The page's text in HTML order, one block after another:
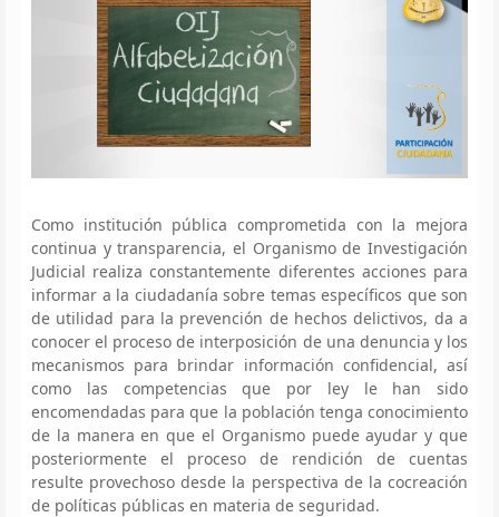
Como institución pública comprometida con la mejora
continua y transparencia, el Organismo de Investigación
Judicial realiza constantemente diferentes acciones para
informar a la ciudadanía sobre temas específicos que son
de utilidad para la prevención de hechos delictivos, da a
conocer el proceso de interposición de una denuncia y los
mecanismos para brindar información confidencial, así
como las competencias que por ley le han sido
encomendadas para que la población tenga conocimiento
de la manera en que el Organismo puede ayudar y que
posteriormente el proceso de rendición de cuentas
resulte provechoso desde la perspectiva de la cocreación
de políticas públicas en materia de seguridad.